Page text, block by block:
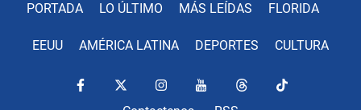
PORTADA LO ÚLTIMO MÁS LEÍDAS FLORIDA
EEUU AMÉRICA LATINA DEPORTES CULTURA